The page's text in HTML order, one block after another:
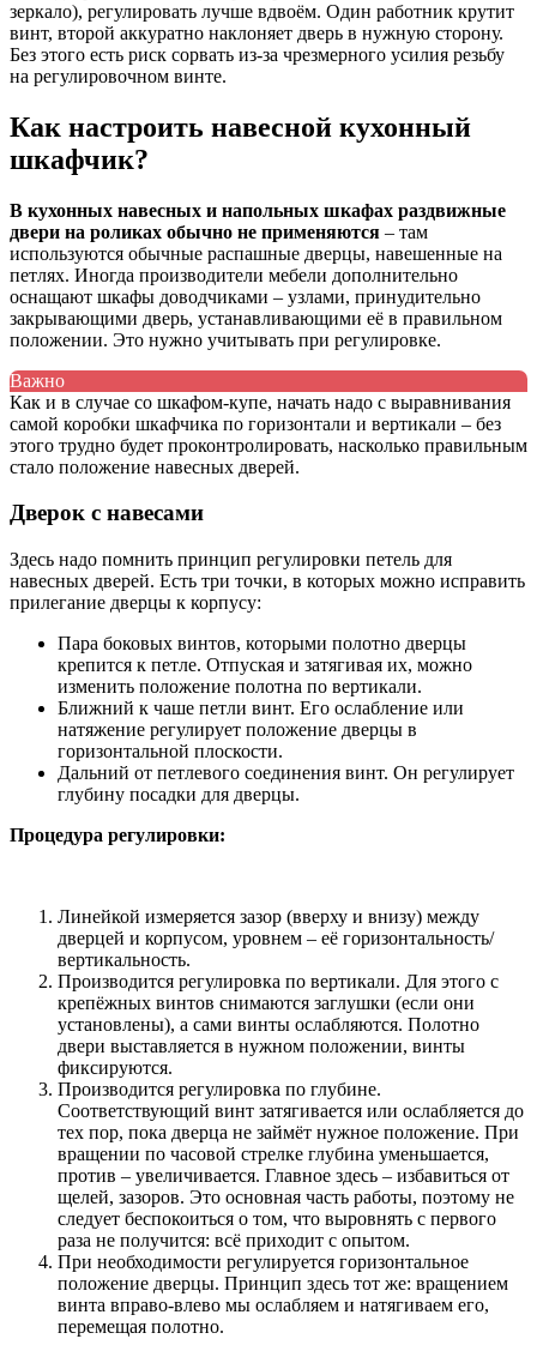
зеркало), регулировать лучше вдвоём. Один работник крутит
винт, второй аккуратно наклоняет дверь в нужную сторону.
Без этого есть риск сорвать из-за чрезмерного усилия резьбу
на регулировочном винте.
Как настроить навесной кухонный
шкафчик?
В кухонных навесных и напольных шкафах раздвижные
двери на роликах обычно не применяются – там
используются обычные распашные дверцы, навешенные на
петлях. Иногда производители мебели дополнительно
оснащают шкафы доводчиками – узлами, принудительно
закрывающими дверь, устанавливающими её в правильном
положении. Это нужно учитывать при регулировке.
Важно
Как и в случае со шкафом-купе, начать надо с выравнивания
самой коробки шкафчика по горизонтали и вертикали – без
этого трудно будет проконтролировать, насколько правильным
стало положение навесных дверей.
Дверок с навесами
Здесь надо помнить принцип регулировки петель для
навесных дверей. Есть три точки, в которых можно исправить
прилегание дверцы к корпусу:
Пара боковых винтов, которыми полотно дверцы
крепится к петле. Отпуская и затягивая их, можно
изменить положение полотна по вертикали.
Ближний к чаше петли винт. Его ослабление или
натяжение регулирует положение дверцы в
горизонтальной плоскости.
Дальний от петлевого соединения винт. Он регулирует
глубину посадки для дверцы.
Процедура регулировки:
Линейкой измеряется зазор (вверху и внизу) между
дверцей и корпусом, уровнем – её горизонтальность/
вертикальность.
Производится регулировка по вертикали. Для этого с
крепёжных винтов снимаются заглушки (если они
установлены), а сами винты ослабляются. Полотно
двери выставляется в нужном положении, винты
фиксируются.
Производится регулировка по глубине.
Соответствующий винт затягивается или ослабляется до
тех пор, пока дверца не займёт нужное положение. При
вращении по часовой стрелке глубина уменьшается,
против – увеличивается. Главное здесь – избавиться от
щелей, зазоров. Это основная часть работы, поэтому не
следует беспокоиться о том, что выровнять с первого
раза не получится: всё приходит с опытом.
При необходимости регулируется горизонтальное
положение дверцы. Принцип здесь тот же: вращением
винта вправо-влево мы ослабляем и натягиваем его,
перемещая полотно.